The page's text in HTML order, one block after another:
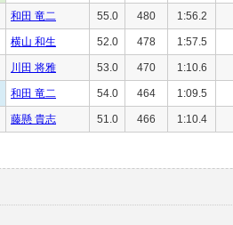
和田 竜二 55.0 480 1:56.2
横山 和生 52.0 478 1:57.5
川田 将雅 53.0 470 1:10.6
和田 竜二 54.0 464 1:09.5
藤懸 貴志 51.0 466 1:10.4